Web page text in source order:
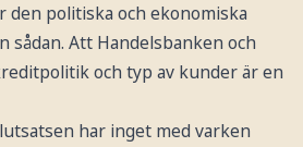
den politiska och ekonomiska
sådan. Att Handelsbanken och
och typ av kunder är en
har inget med varken